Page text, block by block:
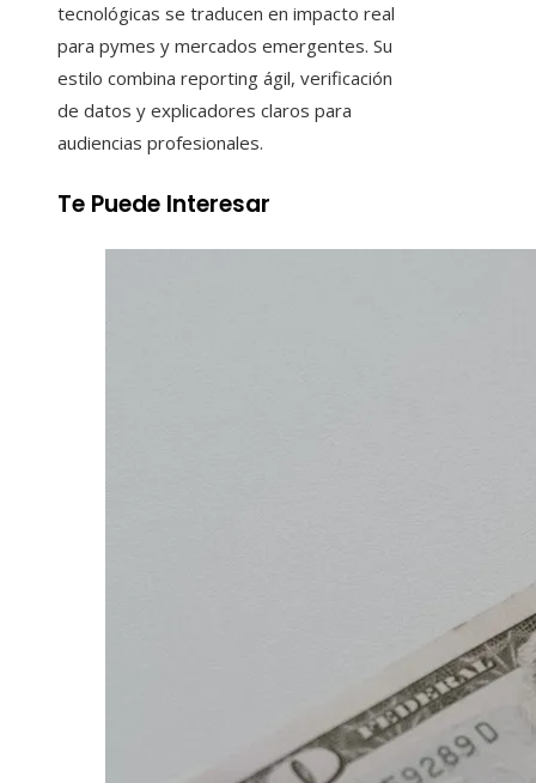
tecnológicas se traducen en impacto real
para pymes y mercados emergentes. Su
estilo combina reporting ágil, verificación
de datos y explicadores claros para
audiencias profesionales.
Te Puede Interesar